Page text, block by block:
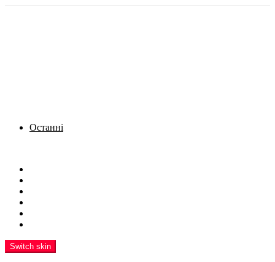
Останні
Switch skin